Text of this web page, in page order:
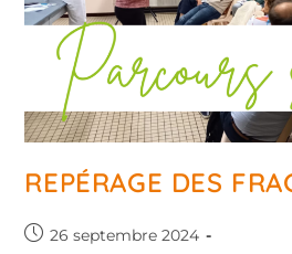
REPÉRAGE DES
26 septembre 2024